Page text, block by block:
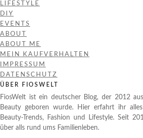
LIFESTYLE
DIY
EVENTS
ABOUT
ABOUT ME
MEIN KAUFVERHALTEN
IMPRESSUM
DATENSCHUTZ
ÜBER FIOSWELT
FiosWelt ist ein deutscher Blog, der 2012
Beauty geboren wurde. Hier erfahrt ihr
Beauty-Trends, Fashion und Lifestyle. Seit
über alls rund ums Familienleben.